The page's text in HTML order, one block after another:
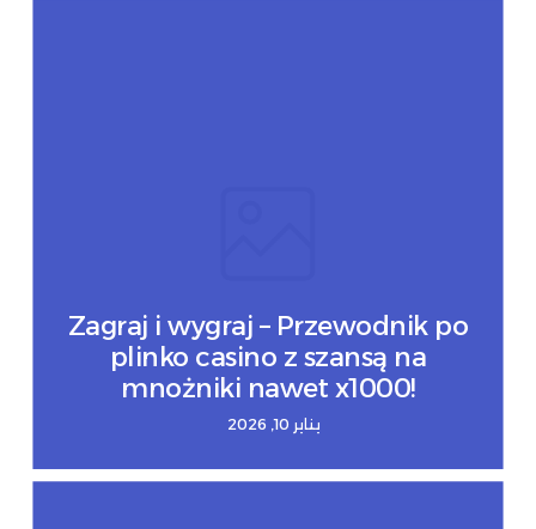
Zagraj i wygraj – Przewodnik po
plinko casino z szansą na
mnożniki nawet x1000!
يناير 10, 2026